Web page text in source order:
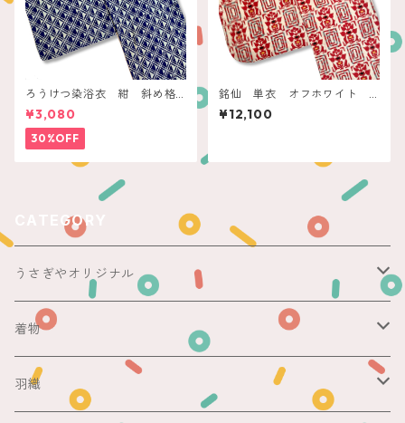
ろうけつ染浴衣 紺 斜め格
子に鱗
¥3,080
30%OFF
銘仙 単衣 オフホワイト
赤い四角と抽象フラワー
¥12,100
CATEGORY
うさぎやオリジナル
ericoさん
レース足袋
着物
袷
羽織